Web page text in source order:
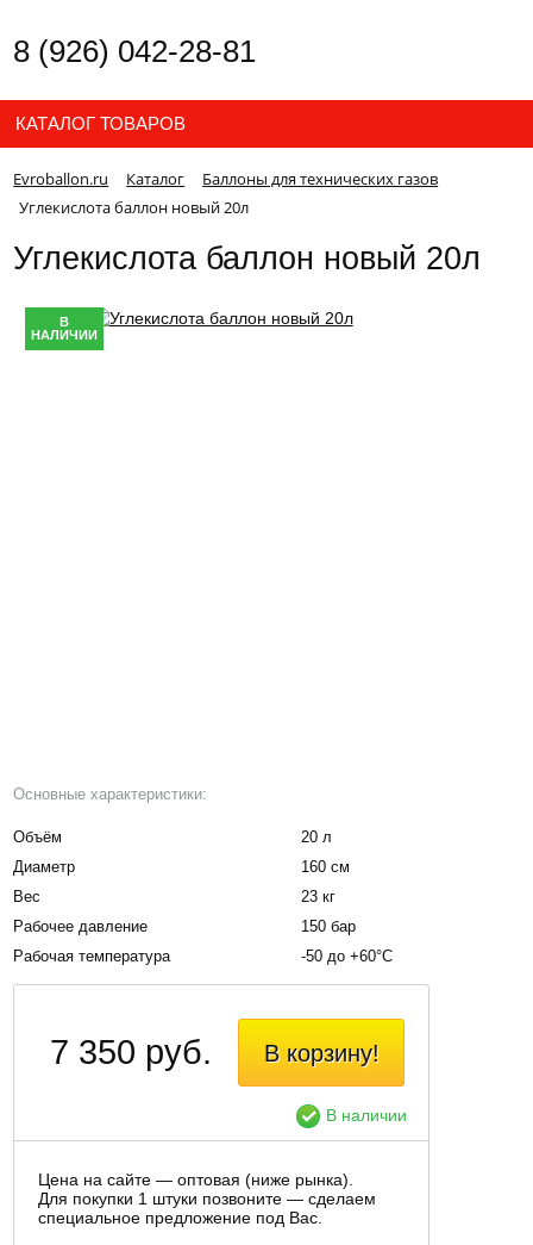
8 (926) 042-28-81
КАТАЛОГ ТОВАРОВ
Evroballon.ru Каталог
Баллоны для технических газов
Углекислота баллон новый 20л
Углекислота баллон новый 20л
В
НАЛИЧИИ
Основные характеристики:
Объём
20 л
Диаметр
160 см
Вес
23 кг
Рабочее давление
150 бар
Рабочая температура
-50 до +60°С
В корзину!
В наличии
7 350 руб.
Цена на сайте — оптовая (ниже рынка).
Для покупки 1 штуки позвоните — сделаем
специальное предложение под Вас.